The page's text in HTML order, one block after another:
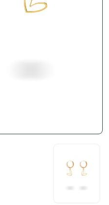
سایز کوچک